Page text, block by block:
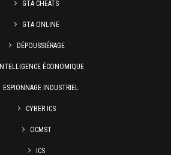
GTA CHEATS
GTA ONLINE
DÉPOUSSIÉRAGE
INTELLIGENCE ÉCONOMIQUE
ESPIONNAGE INDUSTRIEL
CYBER ICS
OCMST
ICS